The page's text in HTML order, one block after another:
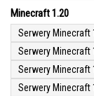
Minecraft 1.20
Serwery Minecraft
Serwery Minecraft
Serwery Minecraft
Serwery Minecraft